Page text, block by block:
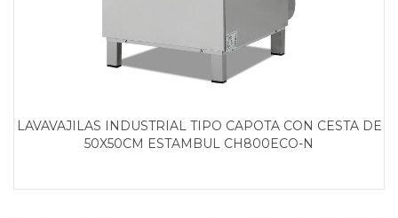
LAVAVAJILAS INDUSTRIAL TIPO CAPOTA CON CESTA DE
50X50CM ESTAMBUL CH800ECO-N